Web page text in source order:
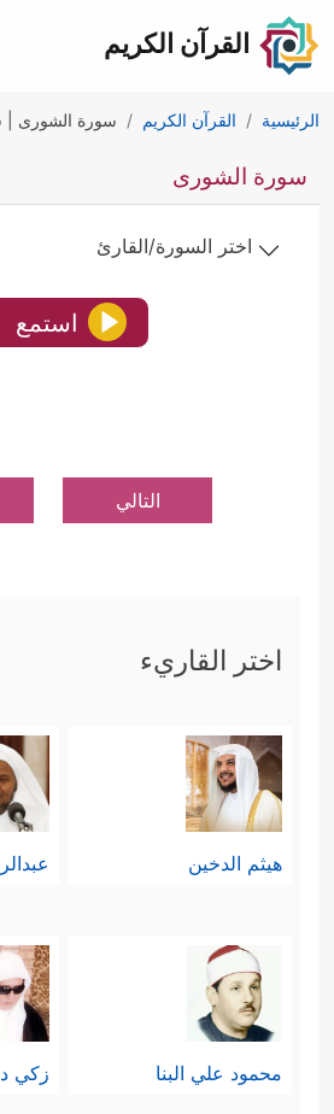
القرآن الكريم
الرئيسية القرآن الكريم سورة الشورى |
سورة الشورى
اختر السورة/القارئ
استمع
التالي
اختر القاريء
هيثم الدخين
محمود علي البنا زكي